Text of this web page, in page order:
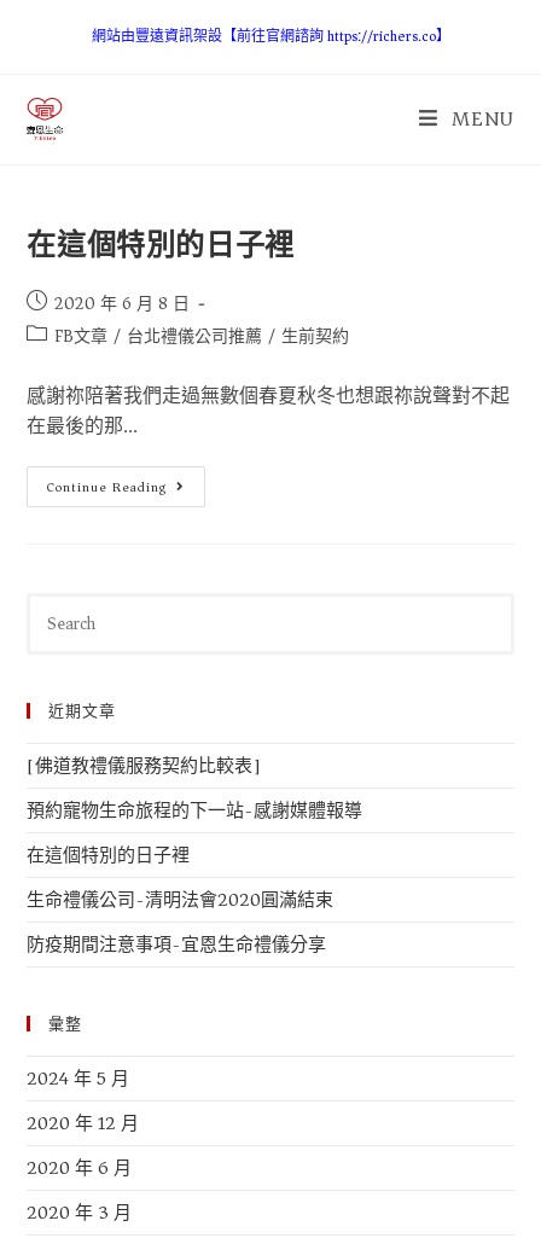
網站由豐遠資訊架設【前往官網諮詢 https://richers.co】
MENU
在這個特別的日子裡
2020 年 6 月 8 日
FB文章 / 台北禮儀公司推薦 / 生前契約
感謝祢陪著我們走過無數個春夏秋冬也想跟祢說聲對不起
在最後的那...
Continue Reading
近期文章
[佛道教禮儀服務契約比較表]
預約寵物生命旅程的下一站-感謝媒體報導
在這個特別的日子裡
生命禮儀公司-清明法會2020圓滿結束
防疫期間注意事項-宜恩生命禮儀分享
彙整
2024 年 5 月
2020 年 12 月
2020 年 6 月
2020 年 3 月